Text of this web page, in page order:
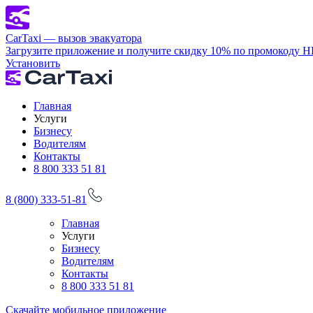
CarTaxi — вызов эвакуатора
Загрузите приложение и получите скидку 10% по промокоду
Установить
Главная
Услуги
Бизнесу
Водителям
Контакты
8 800 333 51 81
8 (800) 333-51-81
Главная
Услуги
Бизнесу
Водителям
Контакты
8 800 333 51 81
Скачайте мобильное приложение